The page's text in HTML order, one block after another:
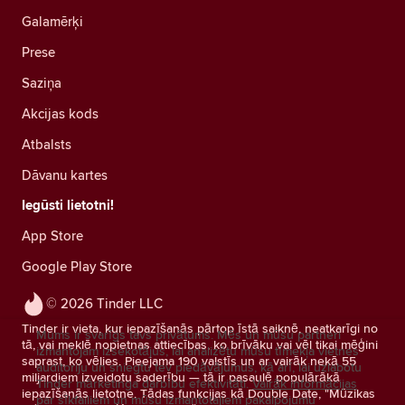
© 2026 Tinder LLC
Tinder ir vieta, kur iepazīšanās pārtop īstā saiknē, neatkarīgi no
tā, vai meklē nopietnas attiecības, ko brīvāku vai vēl tikai mēģini
saprast, ko vēlies. Pieejama 190 valstīs un ar vairāk nekā 55
miljardiem izveidotu saderību — tā ir pasaulē populārākā
iepazīšanās lietotne. Tādas funkcijas kā Double Date, "Mūzikas
Galamērķi
Prese
Saziņa
Akcijas kods
Atbalsts
Dāvanu kartes
Iegūsti lietotni!
App Store
Google Play Store
Mums ir svarīgs tavs privātums. Mēs un mūsu partneri
izmantojam izsekotājus, lai analizētu mūsu tīmekļa vietnes
auditoriju un sniegtu tev piedāvājumus, kā arī, lai uzlabotu
Tinder mārketinga darbību efektivitāti. Vairāk informācijas
par sīkfailiem un mūsu izmantotajiem pakalpojumu